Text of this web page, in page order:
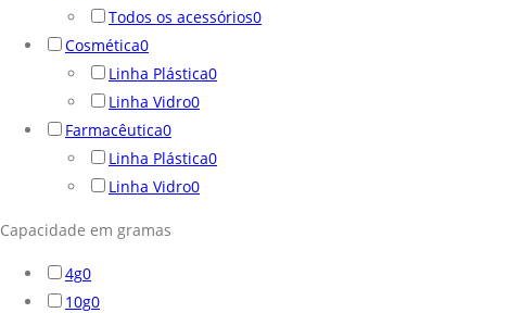
Todos os acessórios0
Cosmética0
Linha Plástica0
Linha Vidro0
Farmacêutica0
Linha Plástica0
Linha Vidro0
Capacidade em gramas
4g0
10g0